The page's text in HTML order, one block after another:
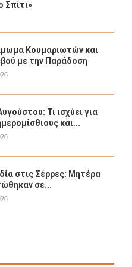
Σπίτι»
Κουμαριωτών και
με την Παράδοση
Τι ισχύει για
και...
στις Σέρρες: Μητέρα
σε...